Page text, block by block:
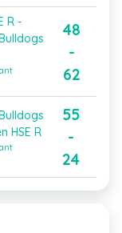
R -
48
-
62
HSE R
55
-
24